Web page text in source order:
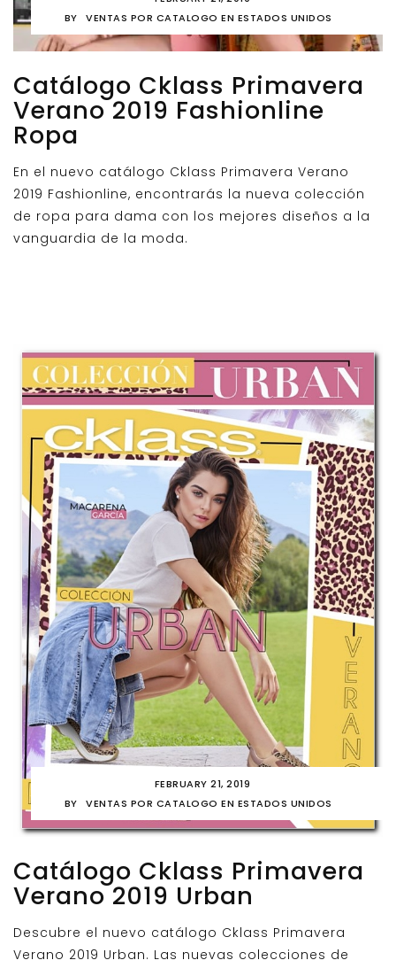
BY
VENTAS POR CATALOGO EN ESTADOS UNIDOS
Catálogo Cklass Primavera
Verano 2019 Fashionline
Ropa
En el nuevo catálogo Cklass Primavera Verano
2019 Fashionline, encontrarás la nueva colección
de ropa para dama con los mejores diseños a la
vanguardia de la moda.
FEBRUARY 21, 2019
BY
VENTAS POR CATALOGO EN ESTADOS UNIDOS
Catálogo Cklass Primavera
Verano 2019 Urban
Descubre el nuevo catálogo Cklass Primavera
Verano 2019 Urban. Las nuevas colecciones de